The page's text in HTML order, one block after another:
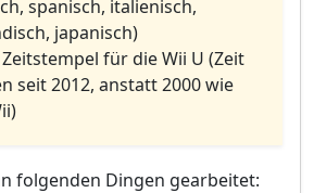
spanisch, italienisch,
japanisch)
für die Wii U (Zeit
seit 2012, anstatt 2000 wie
folgenden Dingen gearbeitet: